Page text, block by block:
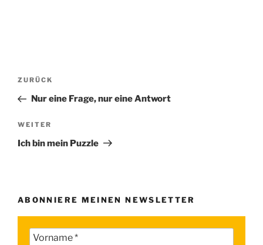
Beitragsnavigation
Vorheriger
Beitrag
ZURÜCK
Nur eine Frage, nur eine Antwort
Nächster
Beitrag
WEITER
Ich bin mein Puzzle
ABONNIERE MEINEN NEWSLETTER